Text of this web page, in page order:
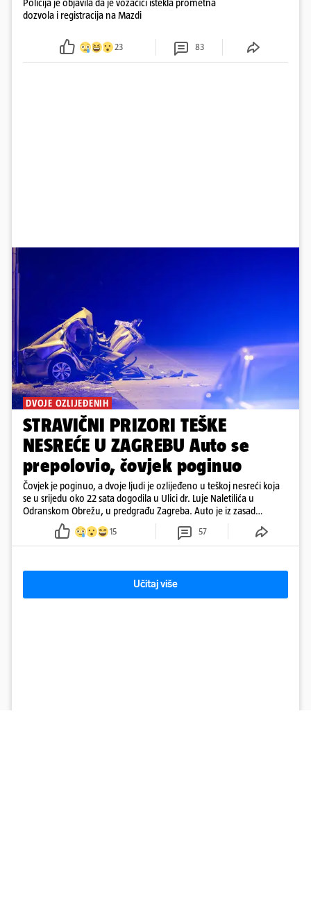
Policija je objavila da je vozačici istekla prometna
dozvola i registracija na Mazdi
23 83
DVOJE OZLIJEĐENIH
STRAVIČNI PRIZORI TEŠKE
NESREĆE U ZAGREBU Auto se
prepolovio, čovjek poginuo
Čovjek je poginuo, a dvoje ljudi je ozlijeđeno u teškoj nesreći koja
se u srijedu oko 22 sata dogodila u Ulici dr. Luje Naletilića u
Odranskom Obrežu, u predgrađu Zagreba. Auto je iz zasad
neutvrđenih razloga sletio s kolnika, a od siline udara vozilo se
prepolovilo.
15 57
Učitaj više